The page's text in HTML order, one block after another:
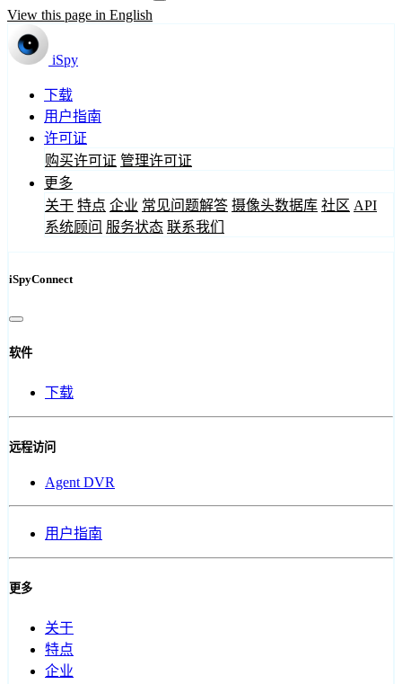
View this page in English
iSpy
下载
用户指南
许可证
购买许可证 管理许可证
更多
关于 特点 企业 常见问题解答 摄像头数据库 社区 API
系统顾问 服务状态 联系我们
iSpyConnect
软件
下载
远程访问
Agent DVR
用户指南
更多
关于
特点
企业